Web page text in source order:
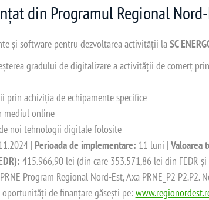
din Programul Regional
și software pentru dezvoltarea activității laSC
gradului de digitalizare a activității de comerț
prin achiziția de echipamente specifice
mediul online
noi tehnologii digitale folosite
| Perioada de implementare: 11 luni |Valoarea
415.966,90 lei (din care 353.571,86 lei din FEDR
PRNE Program Regional Nord-Est, Axa PRNE_P2
de finanțare găsești pe: